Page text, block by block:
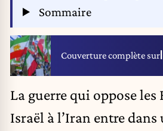
Sommaire
Couverture complète sur
La guerre qui oppose
Israël à l’Iran entre dans